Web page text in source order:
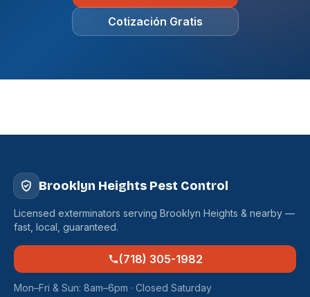
Cotización Gratis
Brooklyn Heights Pest Control
Licensed exterminators serving Brooklyn Heights & nearby —
fast, local, guaranteed.
(718) 305-1982
Mon–Fri & Sun: 8am–6pm · Closed Saturday